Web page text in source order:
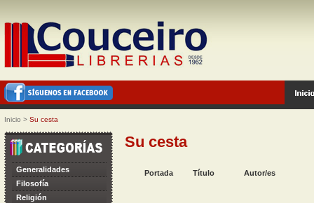
Inicio > Su cesta
Generalidades
Filosofía
Religión
Su cesta
Portada Título Autor/es